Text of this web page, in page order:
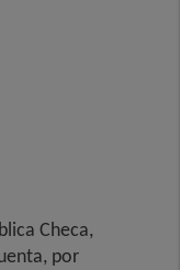
Checa,
por